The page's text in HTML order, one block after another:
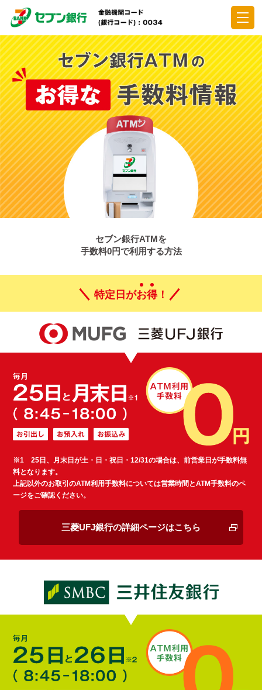
セブン銀行ATMを
手数料0円で利用する方法
特定日がお得！
※1 25日、月末日が土・日・祝日・12/31の場合は、前営業日が手数料無
料となります。
上記以外のお取引のATM利用手数料については営業時間とATM手数料のペ
ージをご確認ください。
三菱UFJ銀行の詳細ページはこちら